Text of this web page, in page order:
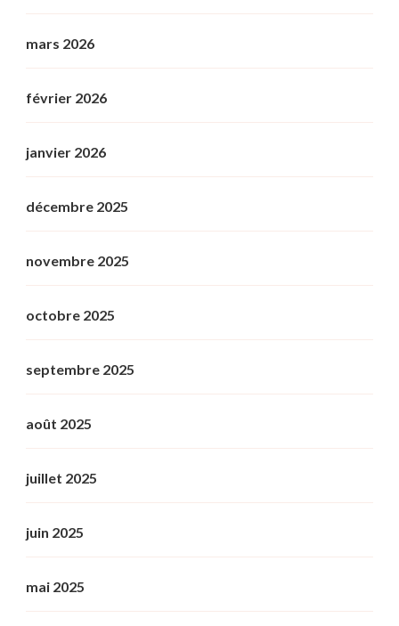
mars 2026
février 2026
janvier 2026
décembre 2025
novembre 2025
octobre 2025
septembre 2025
août 2025
juillet 2025
juin 2025
mai 2025